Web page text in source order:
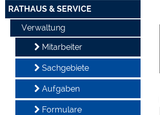
RATHAUS & SERVICE
Verwaltung
Mitarbeiter
Sachgebiete
Aufgaben
Formulare